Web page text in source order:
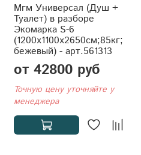
Мгм Универсал (Душ +
Туалет) в разборе
Экомарка S-6
(1200x1100x2650см;85кг;
бежевый) - арт.561313
от 42800 руб
Точную цену уточняйте у
менеджера